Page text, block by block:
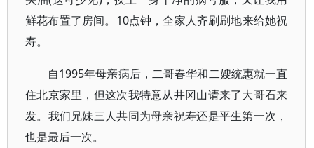
鲜花布置了房间。10点钟，全家人齐刷刷地来给她祝
寿。
自1995年母亲病后，二哥春华和二嫂统惠就一直
住北京家里，但这次我特意从井冈山请来了大哥石来
发。我们兄妹三人共同为母亲祝寿还是平生第一次，
也是最后一次。